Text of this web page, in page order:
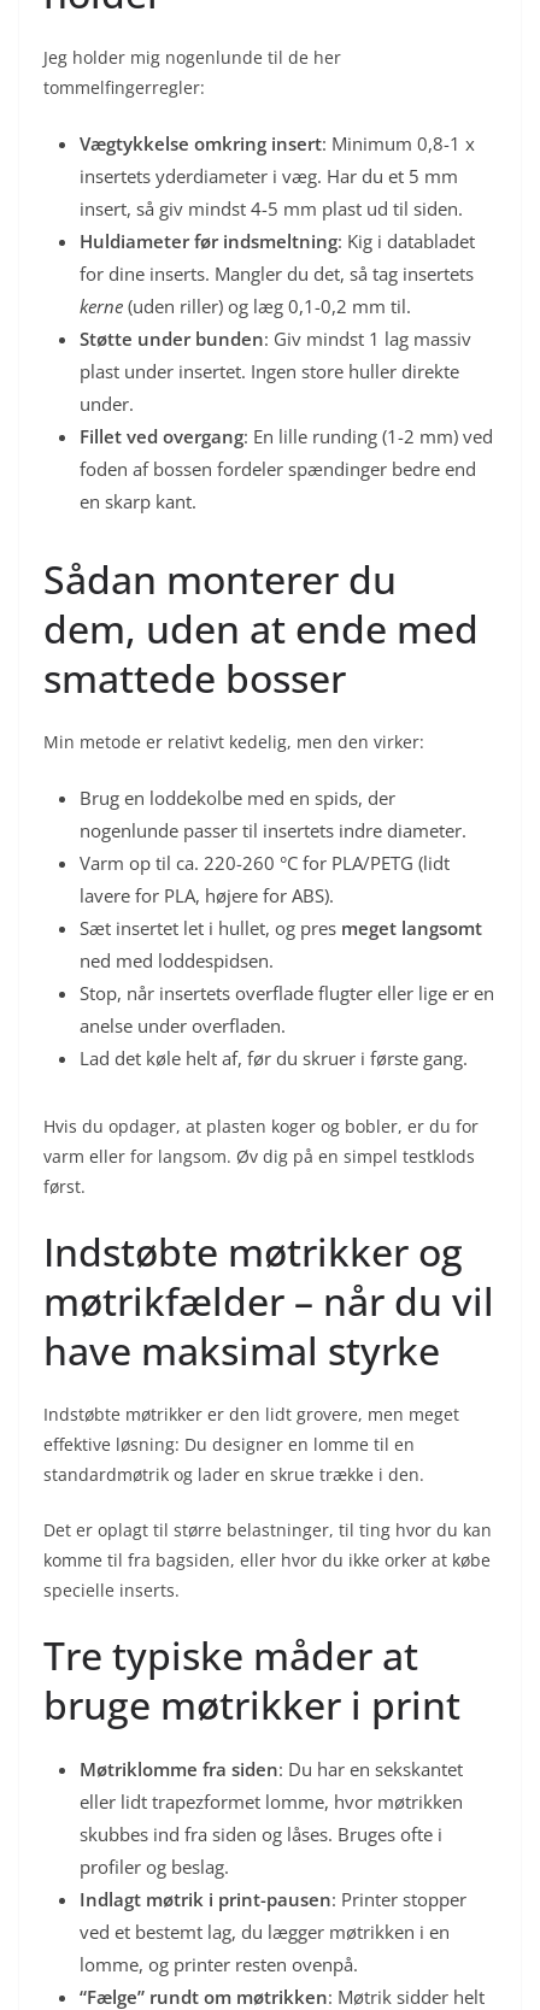
Jeg holder mig nogenlunde til de her
tommelfingerregler:
Vægtykkelse omkring insert: Minimum 0,8-1 x
insertets yderdiameter i væg. Har du et 5 mm
insert, så giv mindst 4-5 mm plast ud til siden.
Huldiameter før indsmeltning: Kig i databladet
for dine inserts. Mangler du det, så tag insertets
kerne (uden riller) og læg 0,1-0,2 mm til.
Støtte under bunden: Giv mindst 1 lag massiv
plast under insertet. Ingen store huller direkte
under.
Fillet ved overgang: En lille runding (1-2 mm) ved
foden af bossen fordeler spændinger bedre end
en skarp kant.
Sådan monterer du
dem, uden at ende med
smattede bosser
Min metode er relativt kedelig, men den virker:
Brug en loddekolbe med en spids, der
nogenlunde passer til insertets indre diameter.
Varm op til ca. 220-260 °C for PLA/PETG (lidt
lavere for PLA, højere for ABS).
Sæt insertet let i hullet, og pres meget langsomt
ned med loddespidsen.
Stop, når insertets overflade flugter eller lige er en
anelse under overfladen.
Lad det køle helt af, før du skruer i første gang.
Hvis du opdager, at plasten koger og bobler, er du for
varm eller for langsom. Øv dig på en simpel testklods
først.
Indstøbte møtrikker og
møtrikfælder – når du vil
have maksimal styrke
Indstøbte møtrikker er den lidt grovere, men meget
effektive løsning: Du designer en lomme til en
standardmøtrik og lader en skrue trække i den.
Det er oplagt til større belastninger, til ting hvor du kan
komme til fra bagsiden, eller hvor du ikke orker at købe
specielle inserts.
Tre typiske måder at
bruge møtrikker i print
Møtriklomme fra siden: Du har en sekskantet
eller lidt trapezformet lomme, hvor møtrikken
skubbes ind fra siden og låses. Bruges ofte i
profiler og beslag.
Indlagt møtrik i print-pausen: Printer stopper
ved et bestemt lag, du lægger møtrikken i en
lomme, og printer resten ovenpå.
“Fælge” rundt om møtrikken: Møtrik sidder helt